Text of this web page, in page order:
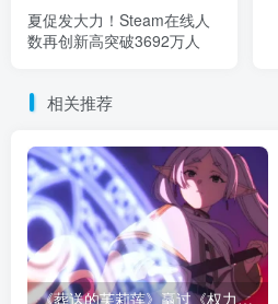
夏促发大力！Steam在线人
数再创新高突破3692万人
相关推荐
《葬送的芙莉莲》赢过《权力的游戏》的地方，不是魔法更多！而是从不糊弄代价！